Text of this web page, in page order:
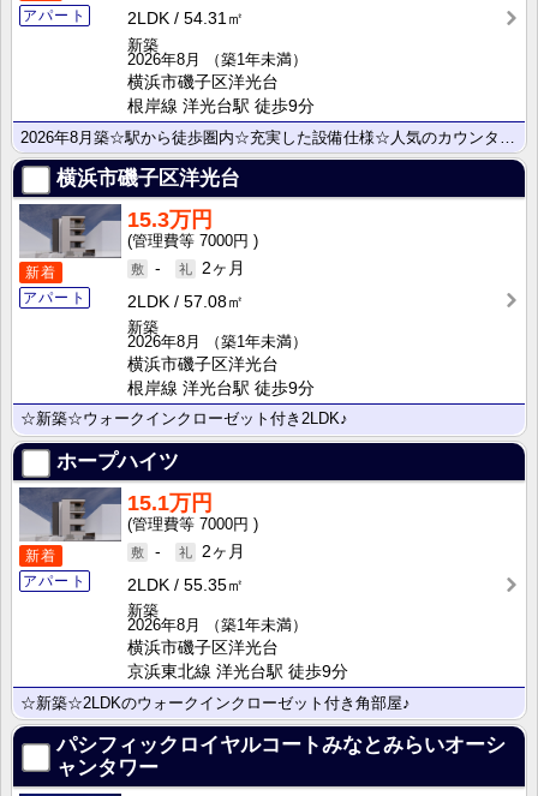
アパート
2LDK
54.31㎡
新築
2026年8月
（築1年未満）
横浜市磯子区洋光台
根岸線 洋光台駅 徒歩9分
横浜市磯子区洋光台
新着
アパート
15.3万円
7000円
-
2ヶ月
2LDK
57.08㎡
新築
2026年8月
（築1年未満）
横浜市磯子区洋光台
根岸線 洋光台駅 徒歩9分
☆新築☆ウォークインクローゼット付き2LDK♪
ホープハイツ
新着
アパート
15.1万円
7000円
-
2ヶ月
2LDK
55.35㎡
新築
2026年8月
（築1年未満）
横浜市磯子区洋光台
京浜東北線 洋光台駅 徒歩9分
☆新築☆2LDKのウォークインクローゼット付き角部屋♪
パシフィックロイヤルコートみなとみらいオーシ
ャンタワー